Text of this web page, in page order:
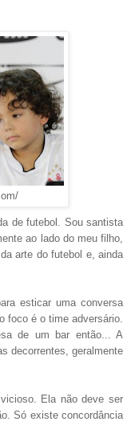
de futebol. Sou santista
ao lado do meu filho,
arte do futebol e, ainda
esticar uma conversa
foco é o time adversário.
de um bar então... A
decorrentes, geralmente
Ela não deve ser
Só existe concordância